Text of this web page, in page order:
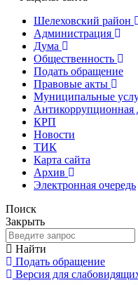
Шелеховский район
Администрация
Дума
Общественность
Подать обращение
Правовые акты
Муниципальные
Антикоррупционная
КРП
Новости
ТИК
Карта сайта
Архив
Электронная очередь
Поиск
Закрыть
Найти
Подать обращение
Версия для